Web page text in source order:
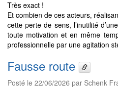
Très exact !
Et combien de ces acteurs,
cette perte de sens, l’inutilité
toute motivation et en même
professionnelle par une agitation
Fausse route
Posté le 22/06/2026 par Schenk